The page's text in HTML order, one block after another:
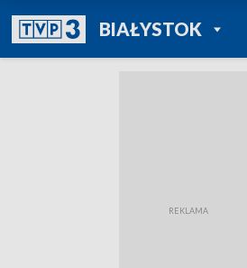
BIAŁYSTOKPOWRÓT DO
TVP REGIONY